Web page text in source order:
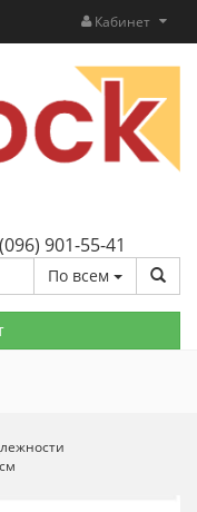
Кабинет
901-55-41
По всем